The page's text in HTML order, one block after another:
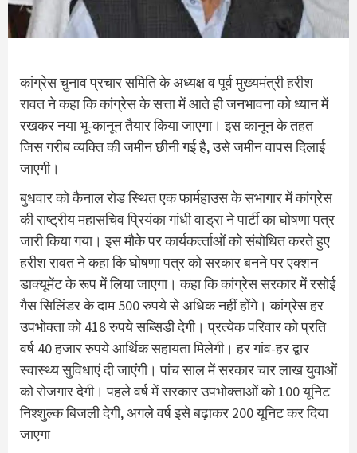
कांग्रेस चुनाव प्रचार समिति के अध्यक्ष व पूर्व मुख्यमंत्रीहरीश
रावतने कहा कि कांग्रेस के सत्ता में आते ही जनभावना को ध्यान में
रखकर नया भू-कानून तैयार किया जाएगा। इस कानून के तहत
जिस गरीब व्यक्ति की जमीन छीनी गई है, उसे जमीन वापस दिलाई
जाएगी।
बुधवार को कैनाल रोड स्थित एक फार्महाउस के सभागार में कांग्रेस
की राष्ट्रीय महासचिवप्रियंका गांधी वाड्राने पार्टी का घोषणा पत्र
जारी किया गया। इस मौके पर कार्यकर्त्‍ताओं को संबोधित करते हुए
हरीश रावत ने कहा कि घोषणा पत्र को सरकार बनने पर एक्शन
डाक्यूमेंट के रूप में लिया जाएगा। कहा कि कांग्रेस सरकार में रसोई
गैस सिलिंडर के दाम 500 रुपये से अधिक नहीं होंगे। कांग्रेस हर
उपभोक्ता को 418 रुपये सब्सिडी देगी। प्रत्येक परिवार को प्रति
वर्ष 40 हजार रुपये आर्थिक सहायता मिलेगी। हर गांव-हर द्वार
स्वास्थ्य सुविधाएं दी जाएंगी। पांच साल में सरकार चार लाख युवाओं
को रोजगार देगी। पहले वर्ष में सरकार उपभोक्ताओं को 100 यूनिट
निश्शुल्क बिजली देगी, अगले वर्ष इसे बढ़ाकर 200 यूनिट कर दिया
जाएगा